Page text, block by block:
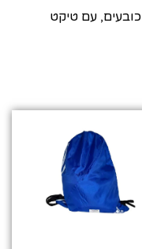
כובעים, עם טיקט